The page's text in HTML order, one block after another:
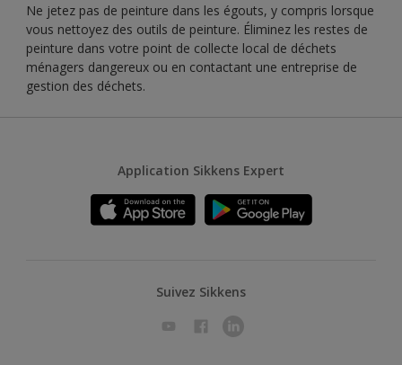
Ne jetez pas de peinture dans les égouts, y compris lorsque
vous nettoyez des outils de peinture. Éliminez les restes de
peinture dans votre point de collecte local de déchets
ménagers dangereux ou en contactant une entreprise de
gestion des déchets.
Application Sikkens Expert
Suivez Sikkens